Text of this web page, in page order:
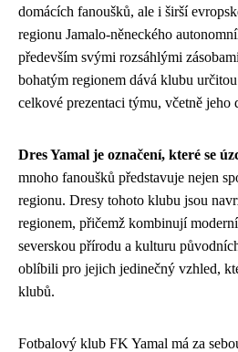
domácích fanoušků, ale i širší
regionu Jamalo-něneckého
především svými rozsáhlými
bohatým regionem dává klubu
celkové prezentaci týmu, včetně jeho
Dres Yamal je označení, které se
mnoho fanoušků představuje nejen
regionu. Dresy tohoto klubu jsou
regionem, přičemž kombinují
severskou přírodu a kulturu
oblíbili pro jejich jedinečný vzhled,
klubů.
Fotbalový klub FK Yamal má za